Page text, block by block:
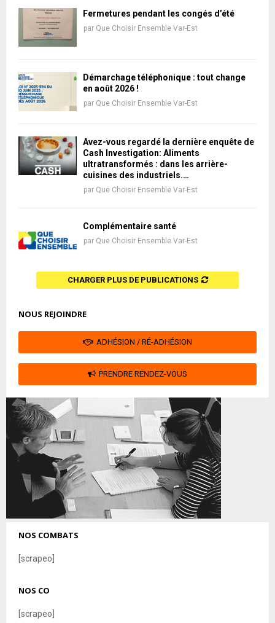
Fermetures pendant les congés d’été
par Que Choisir Ensemble Var-Est
Démarchage téléphonique : tout change
en août 2026 !
par Que Choisir Ensemble Var-Est
Avez-vous regardé la dernière enquête de
Cash Investigation: Aliments
ultratransformés : dans les arrière-
cuisines des industriels.…
par Que Choisir Ensemble Var-Est
Complémentaire santé
par Que Choisir Ensemble Var-Est
CHARGER PLUS DE PUBLICATIONS
NOUS REJOINDRE
ADHÉSION / RÉ-ADHÉSION
PRENDRE RENDEZ-VOUS
NOS COMBATS
[scrapeo]
NOS CO
[scrapeo]